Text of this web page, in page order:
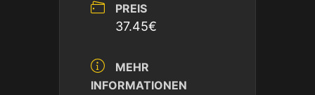
PREIS
37.45€
MEHR
INFORMATIONEN